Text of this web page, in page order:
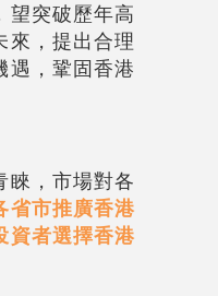
望突破歷年高
來，提出合理
遇，鞏固香港
睞，市場對各
省市推廣香港
資者選擇香港